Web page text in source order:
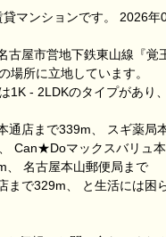
貸マンションです。 2026年
古屋市営地下鉄東山線『覚
場所に立地しています。
- 2LDKのタイプがあり、
通店まで339m、 スギ薬局
Can★Doマックスバリュ本
、 名古屋本山郵便局まで
まで329m、 と生活には困